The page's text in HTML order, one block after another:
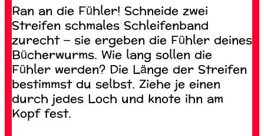
Ran an die Fühler! Schneide zwei
Streifen schmales Schleifenband
zurecht – sie ergeben die Fühler deines
Bücherwurms. Wie lang sollen die
Fühler werden? Die Länge der Streifen
bestimmst du selbst. Ziehe je einen
durch jedes Loch und knote ihn am
Kopf fest.